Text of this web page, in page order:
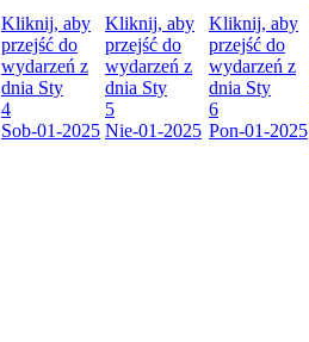
Kliknij, aby
przejść do
wydarzeń z
dnia Sty
4
Sob-01-2025
Kliknij, aby
przejść do
wydarzeń z
dnia Sty
5
Nie-01-2025
Kliknij, aby
przejść do
wydarzeń z
dnia Sty
6
Pon-01-2025